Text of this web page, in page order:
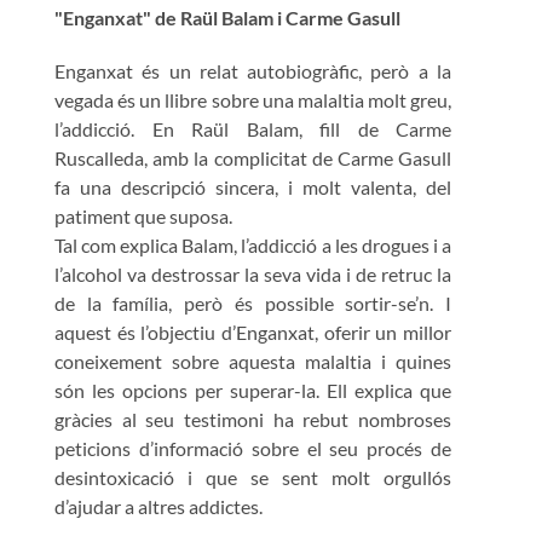
"Enganxat" de Raül Balam i Carme Gasull
Enganxat és un relat autobiogràfic, però a la
vegada és un llibre sobre una malaltia molt greu,
l’addicció. En Raül Balam, fill de Carme
Ruscalleda, amb la complicitat de Carme Gasull
fa una descripció sincera, i molt valenta, del
patiment que suposa.
Tal com explica Balam, l’addicció a les drogues i a
l’alcohol va destrossar la seva vida i de retruc la
de la família, però és possible sortir-se’n. I
aquest és l’objectiu d’Enganxat, oferir un millor
coneixement sobre aquesta malaltia i quines
són les opcions per superar-la. Ell explica que
gràcies al seu testimoni ha rebut nombroses
peticions d’informació sobre el seu procés de
desintoxicació i que se sent molt orgullós
d’ajudar a altres addictes.